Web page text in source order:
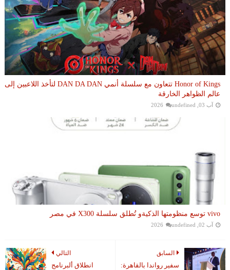
Honor of Kings تتعاون مع سلسلة أنمي DAN DA DAN لتأخذ اللاعبين إلى
عالم الظواهر الخارقة
آب 03, 2026 undefined
vivo توسع منظومتها الذكيةو تُطلق سلسلة X300 في مصر
آب 02, 2026 undefined
التالي
انطلاق ألبرنامج
السابق
سفير رواندا بالقاهرة: